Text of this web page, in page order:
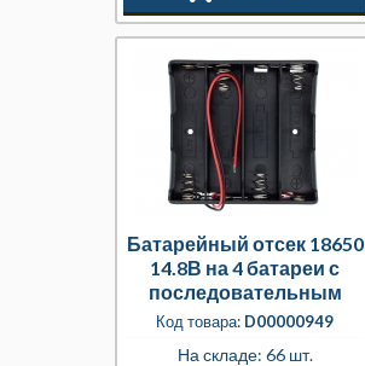
Батарейный отсек 18650
14.8В на 4 батареи с
последовательным
подключением
Код товара: D00000949
На складе: 66 шт.